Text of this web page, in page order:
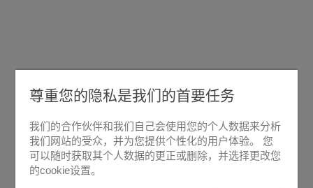
悬停放大
PA2/BAS
尊重您的隐私是我们的首要任务
我们的合作伙伴和我们自己会使用您的个人数据来分析
我们网站的受众，并为您提供个性化的用户体验。 您
可以随时获取其个人数据的更正或删除，并选择更改您
的cookie设置。